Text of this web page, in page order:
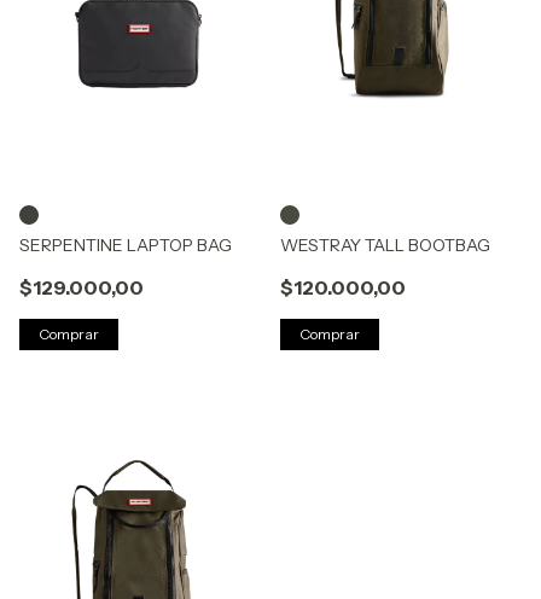
SERPENTINE LAPTOP BAG
$129.000,00
Comprar
WESTRAY TALL BOOTBAG
$120.000,00
Comprar